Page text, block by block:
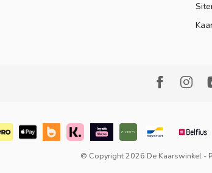
© Copyright 2026 De Kaarswinkel -